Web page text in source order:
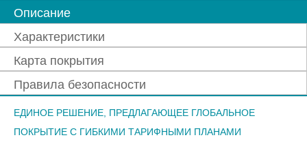
Описание
Характеристики
Карта покрытия
Правила безопасности
ЕДИНОЕ РЕШЕНИЕ, ПРЕДЛАГАЮЩЕЕ ГЛОБАЛЬНОЕ
ПОКРЫТИЕ С ГИБКИМИ ТАРИФНЫМИ ПЛАНАМИ